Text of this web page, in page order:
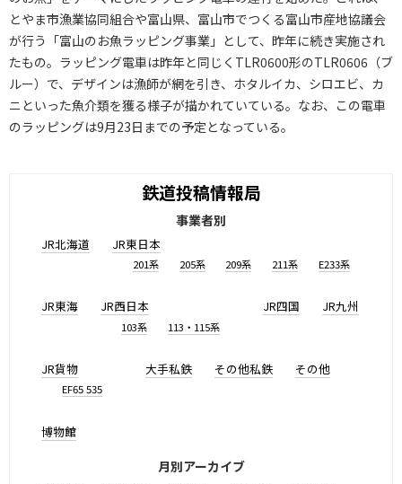
とやま市漁業協同組合や富山県、富山市でつくる富山市産地協議会
が行う「富山のお魚ラッピング事業」として、昨年に続き実施され
たもの。ラッピング電車は昨年と同じくTLR0600形のTLR0606（ブ
ルー）で、デザインは漁師が網を引き、ホタルイカ、シロエビ、カ
ニといった魚介類を獲る様子が描かれていている。なお、この電車
のラッピングは9月23日までの予定となっている。
鉄道投稿情報局
事業者別
JR北海道 JR東日本
201系 205系 209系 211系 E233系
JR東海 JR西日本
103系 113・115系
JR四国 JR九州
JR貨物
EF65 535
大手私鉄 その他私鉄 その他
博物館
月別アーカイブ